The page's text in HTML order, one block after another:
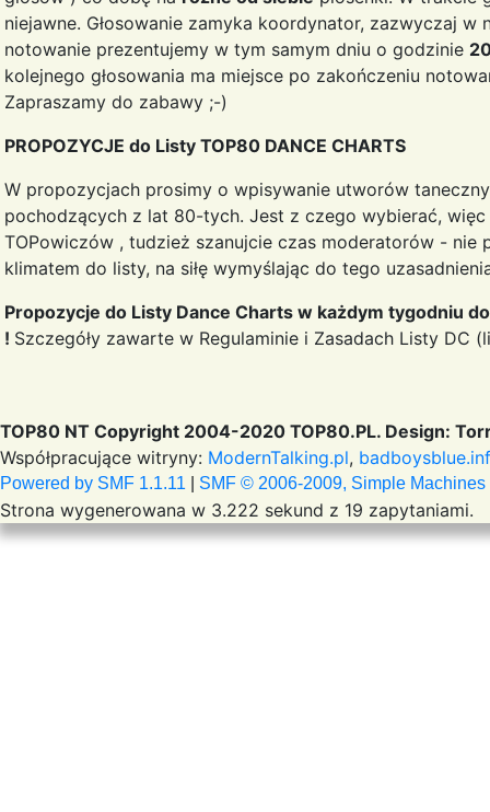
niejawne. Głosowanie zamyka koordynator, zazwyczaj
notowanie prezentujemy w tym samym dniu o godzinie
kolejnego głosowania ma miejsce po zakończeniu
Zapraszamy do zabawy ;-)
PROPOZYCJE do Listy TOP80 DANCE CHARTS
W propozycjach prosimy o wpisywanie utworów
pochodzących z lat 80-tych. Jest z czego wybierać,
TOPowiczów , tudzież szanujcie czas moderatorów - nie
klimatem do listy, na siłę wymyślając do tego
Propozycje do Listy Dance Charts w każdym tygodniu
! Szczegóły zawarte w Regulaminie i Zasadach Listy DC
TOP80 NT Copyright 2004-2020 TOP80.PL. Design:
Współpracujące witryny: ModernTalking.pl,
Powered by SMF 1.1.11 SMF © 2006-2009, Simple Machines
Strona wygenerowana w 3.222 sekund z 19 zapytaniami.